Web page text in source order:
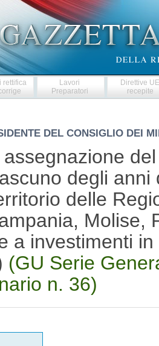
rettifica
Lavori
Preparatori
Direttive
recepite
DEL CONSIGLIO DEI
degli
delle
Molise,
a investimenti
(GU Serie
n. 36)